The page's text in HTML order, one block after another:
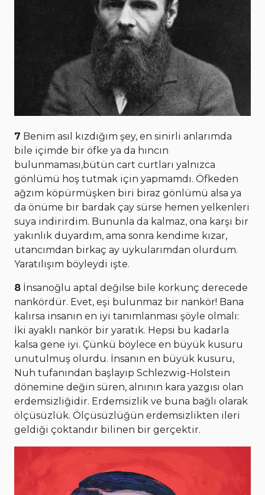
7 Benim asıl kızdığım şey, en sinirli anlarımda
bile içimde bir öfke ya da hıncın
bulunmaması,bütün cart curtları yalnızca
gönlümü hoş tutmak için yapmamdı. Öfkeden
ağzım köpürmüşken biri biraz gönlümü alsa ya
da önüme bir bardak çay sürse hemen yelkenleri
suya indirirdim. Bununla da kalmaz, ona karşı bir
yakınlık duyardım, ama sonra kendime kızar,
utancımdan birkaç ay uykularımdan olurdum.
Yaratılışım böyleydi işte.
8 İnsanoğlu aptal değilse bile korkunç derecede
nankördür. Evet, eşi bulunmaz bir nankör! Bana
kalırsa insanın en iyi tanımlanması şöyle olmalı:
İki ayaklı nankör bir yaratık. Hepsi bu kadarla
kalsa gene iyi. Çünkü böylece en büyük kusuru
unutulmuş olurdu. İnsanın en büyük kusuru,
Nuh tufanından başlayıp Schlezwig-Holstein
dönemine değin süren, alnının kara yazgısı olan
erdemsizliğidir. Erdemsizlik ve buna bağlı olarak
ölçüsüzlük. Ölçüsüzlüğün erdemsizlikten ileri
geldiği çoktandır bilinen bir gerçektir.